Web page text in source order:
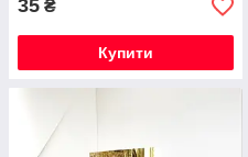
35 ₴
Купити